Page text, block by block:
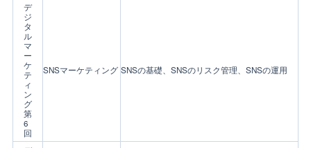
デ
ジ
タ
ル
マ
ー
ケ
テ
ィ
ン
グ
第
6
回
SNSマーケティング SNSの基礎、SNSのリスク管理、SNSの運用